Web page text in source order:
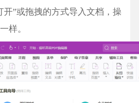
”或拖拽的方式导入文档，操
样。